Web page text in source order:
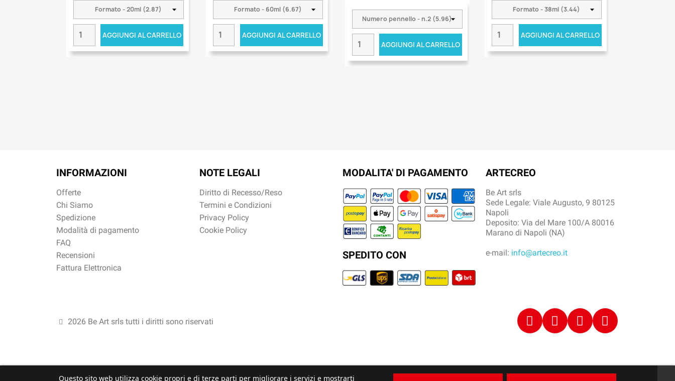
AGGIUNGI AL CARRELLO AGGIUNGI AL CARRELLO
AGGIUNGI AL CARRELLO
AGGIUNGI AL CARRELLO
INFORMAZIONI
Offerte
Chi Siamo
Spedizione
Modalità di pagamento
FAQ
Recensioni
Fattura Elettronica
NOTE LEGALI
Diritto di Recesso/Reso
Termini e Condizioni
Privacy Policy
Cookie Policy
MODALITA' DI PAGAMENTO
SPEDITO CON
ARTECREO
Be Art srls
Sede Legale: Viale Augusto, 9 80125
Napoli
Deposito: Via del Mare 100/A 80016
Marano di Napoli (NA)
e-mail: info@artecreo.it
2026 Be Art srls tutti i diritti sono riservati
Questo sito web utilizza cookie propri e di terze parti per migliorare i servizi e mostrarti